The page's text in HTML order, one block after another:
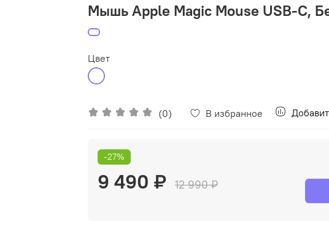
Мышь Apple Magic Mouse USB-C,
Цвет
(0) В избранное
-27%
9 490 ₽ 12 990 ₽